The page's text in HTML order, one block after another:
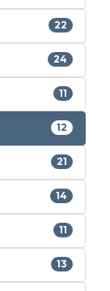
22
24
11
12
21
14
11
13